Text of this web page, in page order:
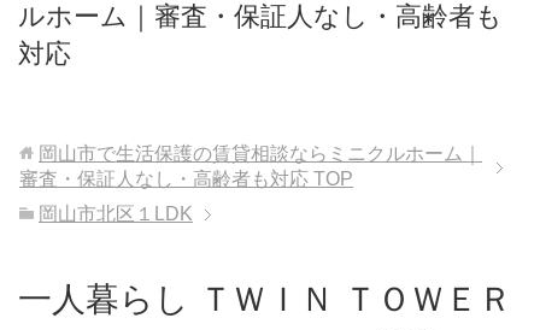
ルホーム｜審査・保証人なし・高齢者も
対応
岡山市で生活保護の賃貸相談ならミニクルホーム｜
審査・保証人なし・高齢者も対応 TOP
岡山市北区１LDK
一人暮らし ＴＷＩＮ ＴＯＷＥＲ